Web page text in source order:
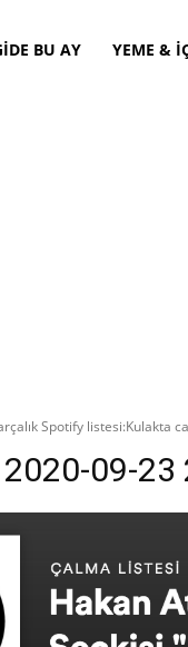
BU AY YEME &
Spotify listesi:Kulakta
09-23